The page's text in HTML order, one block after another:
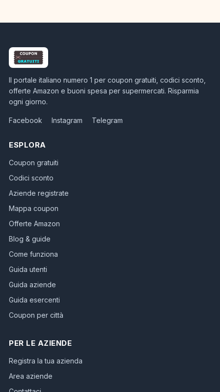
Il portale italiano numero 1 per coupon gratuiti, codici sconto,
offerte Amazon e buoni spesa per supermercati. Risparmia
ogni giorno.
Facebook Instagram Telegram
ESPLORA
Coupon gratuiti
Codici sconto
Aziende registrate
Mappa coupon
Offerte Amazon
Blog & guide
Come funziona
Guida utenti
Guida aziende
Guida esercenti
Coupon per città
PER LE AZIENDE
Registra la tua azienda
Area aziende